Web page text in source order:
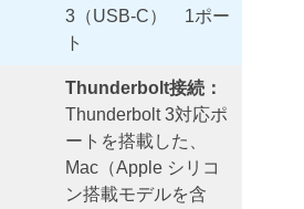
3（USB-C） 1ポー
ト
Thunderbolt接続：
Thunderbolt 3対応ポ
ートを搭載した、
Mac（Apple シリコ
ン搭載モデルを含